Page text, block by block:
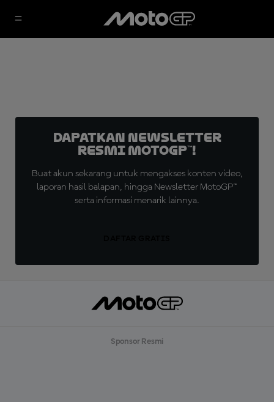
Dapatkan Newsletter
Resmi MotoGP™!
Buat akun sekarang untuk mengakses konten video,
laporan hasil balapan, hingga Newsletter MotoGP™
serta informasi menarik lainnya.
Sponsor Resmi